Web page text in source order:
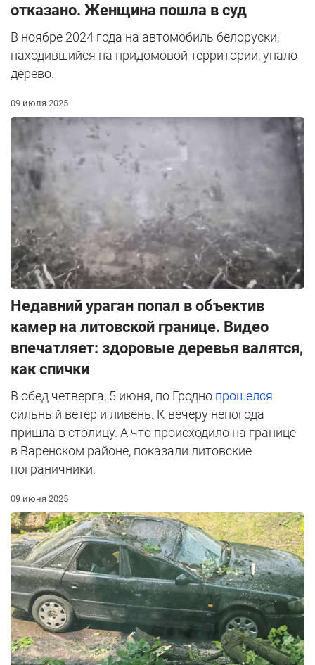
отказано. Женщина пошла в суд
В ноябре 2024 года на автомобиль белоруски,
находившийся на придомовой территории, упало
дерево.
09 июля 2025
Недавний ураган попал в объектив
камер на литовской границе. Видео
впечатляет: здоровые деревья валятся,
как спички
В обед четверга, 5 июня, по Гродно прошелся
сильный ветер и ливень. К вечеру непогода
пришла в столицу. А что происходило на границе
в Варенском районе, показали литовские
пограничники.
09 июня 2025